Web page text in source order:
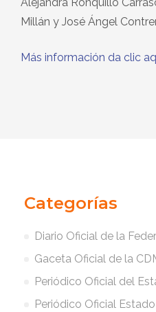
Categorías
Diario Oficial de la
Gaceta Oficial de la
Periódico Oficial del
Periódico Oficial
Millán y José Ángel
Más información da clic